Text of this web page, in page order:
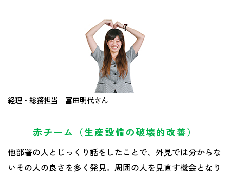
経理・総務担当 冨田明代さん
赤チーム（生産設備の破壊的改善）
他部署の人とじっくり話をしたことで、外見では分からな
いその人の良さを多く発見。周囲の人を見直す機会となり